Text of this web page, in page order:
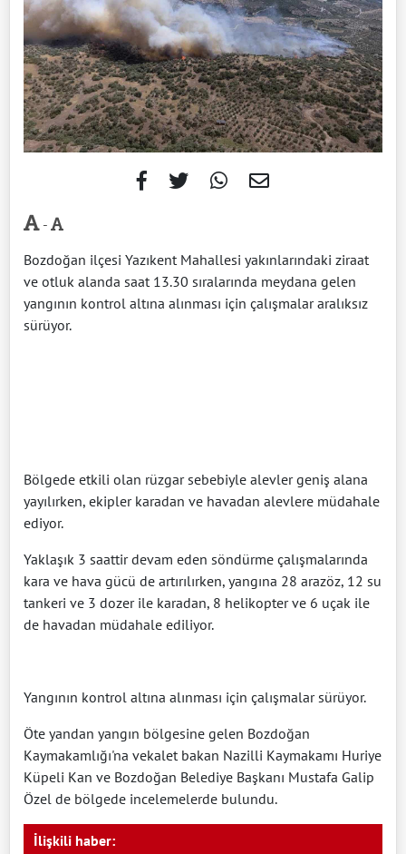
-
Bozdoğan ilçesi Yazıkent Mahallesi yakınlarındaki ziraat
ve otluk alanda saat 13.30 sıralarında meydana gelen
yangının kontrol altına alınması için çalışmalar aralıksız
sürüyor.
Bölgede etkili olan rüzgar sebebiyle alevler geniş alana
yayılırken, ekipler karadan ve havadan alevlere müdahale
ediyor.
Yaklaşık 3 saattir devam eden söndürme çalışmalarında
kara ve hava gücü de artırılırken, yangına 28 arazöz, 12 su
tankeri ve 3 dozer ile karadan, 8 helikopter ve 6 uçak ile
de havadan müdahale ediliyor.
Yangının kontrol altına alınması için çalışmalar sürüyor.
Öte yandan yangın bölgesine gelen Bozdoğan
Kaymakamlığı'na vekalet bakan Nazilli Kaymakamı Huriye
Küpeli Kan ve Bozdoğan Belediye Başkanı Mustafa Galip
Özel de bölgede incelemelerde bulundu.
İlişkili haber: